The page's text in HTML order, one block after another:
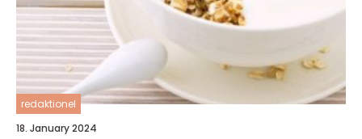
redaktionel
18. January 2024